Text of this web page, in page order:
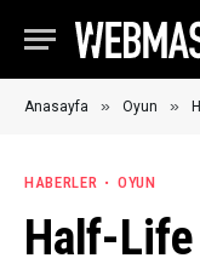
Anasayfa » Oyun »
HABERLER OYUN
Half-